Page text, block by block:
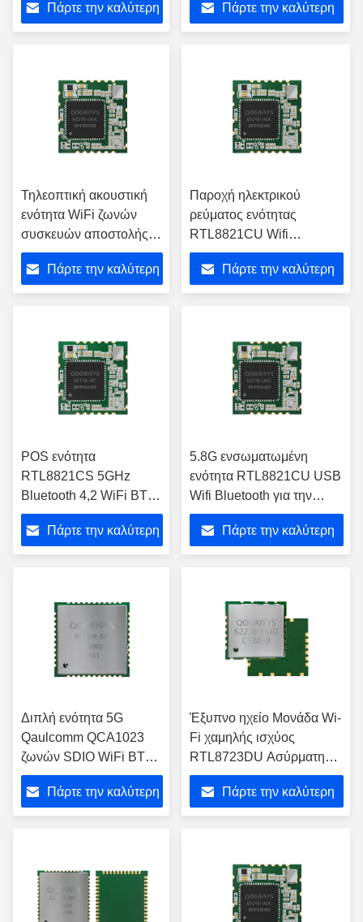
Πάρτε την καλύτερη
Πάρτε την καλύτερη
Τηλεοπτική ακουστική
ενότητα WiFi ζωνών
συσκευών αποστολής
σημάτων USB διπλή με
το τσιπ 5.8G
RTL8821CU
Πάρτε την καλύτερη
Παροχή ηλεκτρικού
ρεύματος ενότητας
RTL8821CU Wifi
Bluetooth διεπαφών USB
3.3V για το σύστημα
ασφαλείας
Πάρτε την καλύτερη
POS ενότητα
RTL8821CS 5GHz
Bluetooth 4,2 WiFi BT
εκτυπωτών αρχικός
όρος 100%
Πάρτε την καλύτερη
5.8G ενσωματωμένη
ενότητα RTL8821CU USB
Wifi Bluetooth για την
ασύρματη τηλεοπτική
συσκευή αποστολής
σημάτων δεκτών
Πάρτε την καλύτερη
Διπλή ενότητα 5G
Qaulcomm QCA1023
ζωνών SDIO WiFi BT
για το μετασχηματιστή
Πάρτε την καλύτερη
Έξυπνο ηχείο Μονάδα Wi-
Fi χαμηλής ισχύος
RTL8723DU Ασύρματη
μονάδα USB 2,4 Ghz
Πάρτε την καλύτερη